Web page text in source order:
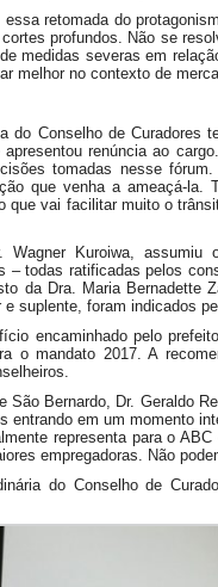
retomada do
profundos. Não se
medidas severas em
melhor no contexto de
do Conselho de Curadores
renúncia ao
tomadas nesse
que venha a ameaçá-la.
que vai facilitar muito o
Wagner Kuroiwa,
– todas ratificadas pelos
da Dra. Maria Bernadette
suplente, foram indicados
encaminhado pelo
o mandato 2017. A
São Bernardo, Dr. Geraldo
entrando em um momento
representa para o
empregadoras. Não
do Conselho de